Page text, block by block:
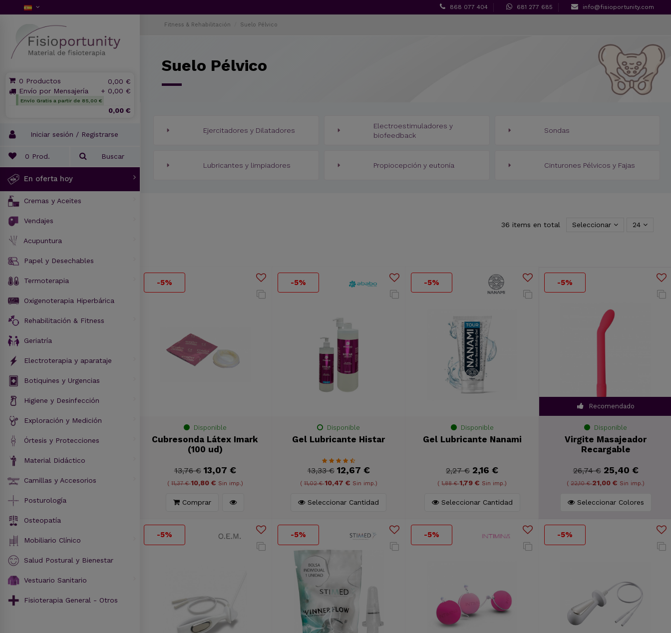
868 077 404 681 277 685 info@fisioportunity.com
0 Productos
0,00 €
Envío por Mensajería
+ 0,00 €
Envío Gratis a partir de 85,00 €
0,00 €
Iniciar sesión / Registrarse
0 Prod. Buscar
En oferta hoy
Cremas y Aceites
Vendajes
Acupuntura
Papel y Desechables
Termoterapia
Oxigenoterapia Hiperbárica
Rehabilitación & Fitness
Geriatría
Electroterapia y aparataje
Botiquines y Urgencias
Higiene y Desinfección
Exploración y Medición
Órtesis y Protecciones
Material Didáctico
Camillas y Accesorios
Posturología
Osteopatía
Mobiliario Clínico
Salud Postural y Bienestar
Vestuario Sanitario
Fisioterapia General - Otros
Fitness & Rehabilitación Suelo Pélvico
Suelo Pélvico
Ejercitadores y Dilatadores
Electroestimuladores y
biofeedback
Sondas
Lubricantes y limpiadores Propiocepción y eutonía Cinturones Pélvicos y Fajas
36 items en total Seleccionar 24
-5%
Disponible
Cubresonda Látex Imark
(100 ud)
13,76 € 13,07 €
( 11,37 €10,80 € Sin imp.)
Comprar
-5%
Disponible
Gel Lubricante Histar
13,33 € 12,67 €
( 11,02 €10,47 € Sin imp.)
Seleccionar Cantidad
-5%
Disponible
Gel Lubricante Nanami
2,27 € 2,16 €
(1,88 €1,79 € Sin imp.)
Seleccionar Cantidad
-5%
Recomendado
Disponible
Virgite Masajeador
Recargable
26,74 € 25,40 €
(22,10 €21,00 € Sin imp.)
Seleccionar Colores
-5% -5% -5% -5%